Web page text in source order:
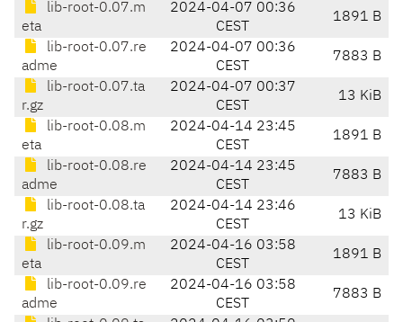
lib-root-0.07.m
eta
2024-04-07 00:36
CEST
1891 B
lib-root-0.07.re
adme
2024-04-07 00:36
CEST
7883 B
lib-root-0.07.ta
r.gz
2024-04-07 00:37
CEST
13 KiB
lib-root-0.08.m
eta
2024-04-14 23:45
CEST
1891 B
lib-root-0.08.re
adme
2024-04-14 23:45
CEST
7883 B
lib-root-0.08.ta
r.gz
2024-04-14 23:46
CEST
13 KiB
lib-root-0.09.m
eta
2024-04-16 03:58
CEST
1891 B
lib-root-0.09.re
adme
2024-04-16 03:58
CEST
7883 B